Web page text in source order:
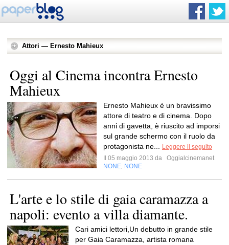
Attori — Ernesto Mahieux
Oggi al Cinema incontra Ernesto
Mahieux
Ernesto Mahieux è un bravissimo
attore di teatro e di cinema. Dopo
anni di gavetta, è riuscito ad imporsi
sul grande schermo con il ruolo da
protagonista ne...
Leggere il seguito
Il 05 maggio 2013 da
Oggialcinemanet
NONE NONE
L'arte e lo stile di gaia caramazza a
napoli: evento a villa diamante.
Cari amici lettori,Un debutto in grande stile
per Gaia Caramazza, artista romana